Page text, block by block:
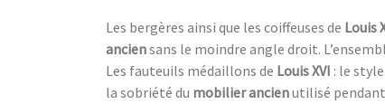
Les bergères ainsi que les coiffeuses de Louis
anciensans le moindre angle droit.
Les fauteuils médaillons de Louis XVI : le style
la sobriété du mobilier ancienutilisé pendant